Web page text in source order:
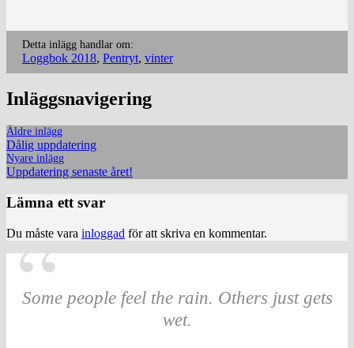
Detta inlägg handlar om:
Loggbok 2018, Pentryt, vinter
Inläggsnavigering
Äldre inlägg
Dålig uppdatering
Nyare inlägg
Uppdatering senaste året!
Lämna ett svar
Du måste vara inloggad för att skriva en kommentar.
Some people feel the rain. Others just gets
wet.